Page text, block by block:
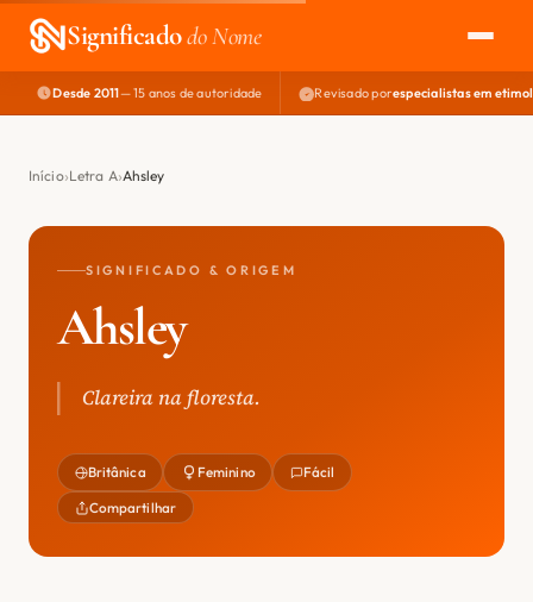
Significadodo Nome
EXPLORAR
NOME PERFEITO
Desde 2011— 15 anos de autoridade Revisado porespecialistas em
Início Letra A Ahsley
SIGNIFICADO & ORIGEM
Ahsley
Clareira na floresta.
Britânica Feminino Fácil
Compartilhar